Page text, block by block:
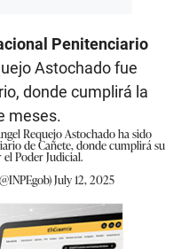
Penitenciario
Astochado fue
donde cumplirá la
meses.
Requejo Astochado ha sido
de Cañete, donde cumplirá su
Poder Judicial.
July 12, 2025